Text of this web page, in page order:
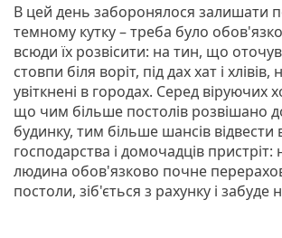
В цей день заборонялося залишати
темному кутку – треба було
всюди їх розвісити: на тин, що
стовпи біля воріт, під дах хат і хлівів,
увіткнені в городах. Серед віруючих
що чим більше постолів розвішано
будинку, тим більше шансів відвести
господарства і домочадців пристріт:
людина обов'язково почне
постоли, зіб'ється з рахунку і забуде